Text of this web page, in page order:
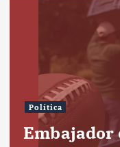
Política
Embajador